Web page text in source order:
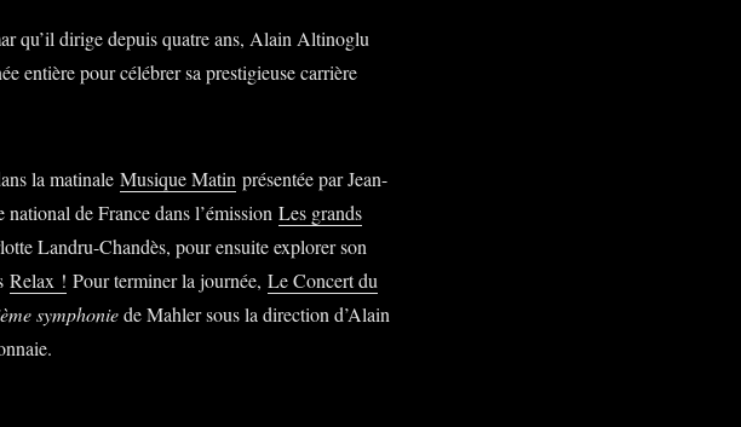
qu’il dirige depuis quatre ans, Alain Altinoglu
entière pour célébrer sa prestigieuse carrière
la matinale Musique Matin présentée par Jean-
de France dans l’émission Les grands
Landru-Chandès, pour ensuite explorer son
Relax ! Pour terminer la journée, Le Concert du
symphoniede Mahler sous la direction d’Alain